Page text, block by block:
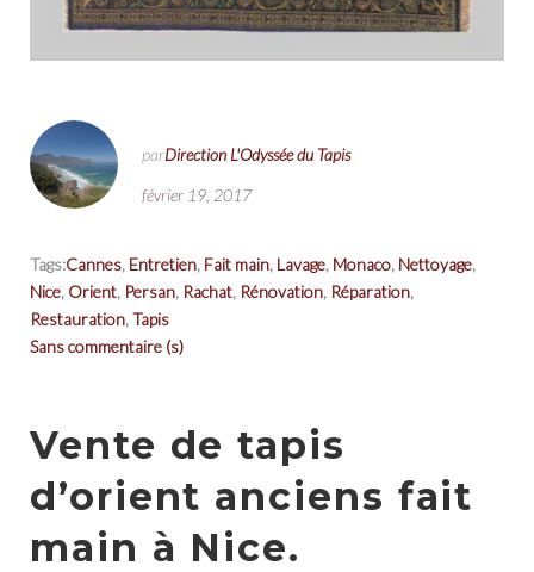
parDirection L'Odyssée du Tapis
février 19, 2017
Tags:Cannes, Entretien, Fait main, Lavage, Monaco, Nettoyage,
Nice, Orient, Persan, Rachat, Rénovation, Réparation,
Restauration,Tapis
Sans commentaire (s)
Vente de tapis
d’orient anciens fait
main à Nice.